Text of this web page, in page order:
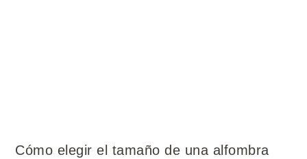
Cómo elegir el tamaño de una alfombra